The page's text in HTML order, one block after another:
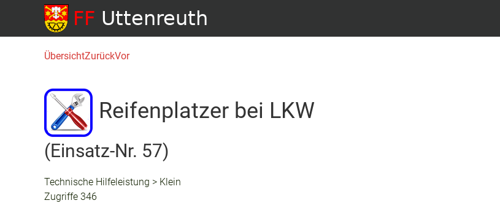
ÜbersichtZurückVor
Reifenplatzer bei LKW
(Einsatz-Nr. 57)
Technische Hilfeleistung > Klein
Zugriffe 346